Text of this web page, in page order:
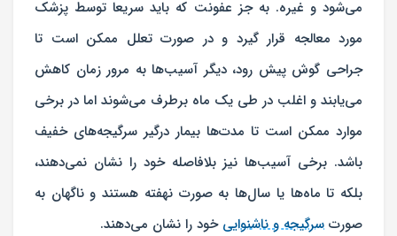
می‌شود و غیره. به جز عفونت که باید سریعا توسط پزشک
مورد معالجه قرار گیرد و در صورت تعلل ممکن است تا
جراحی گوش پیش رود، دیگر آسیب‌ها به مرور زمان کاهش
می‌یابند و اغلب در طی یک ماه برطرف می‌شوند اما در برخی
موارد ممکن است تا مدت‌ها بیمار درگیر سرگیجه‌های خفیف
باشد. برخی آسیب‌ها نیز بلافاصله خود را نشان نمی‌دهند،
بلکه تا ماه‌ها یا سال‌ها به صورت نهفته هستند و ناگهان به
صورت سرگیجه و ناشنوایی خود را نشان می‌دهند.